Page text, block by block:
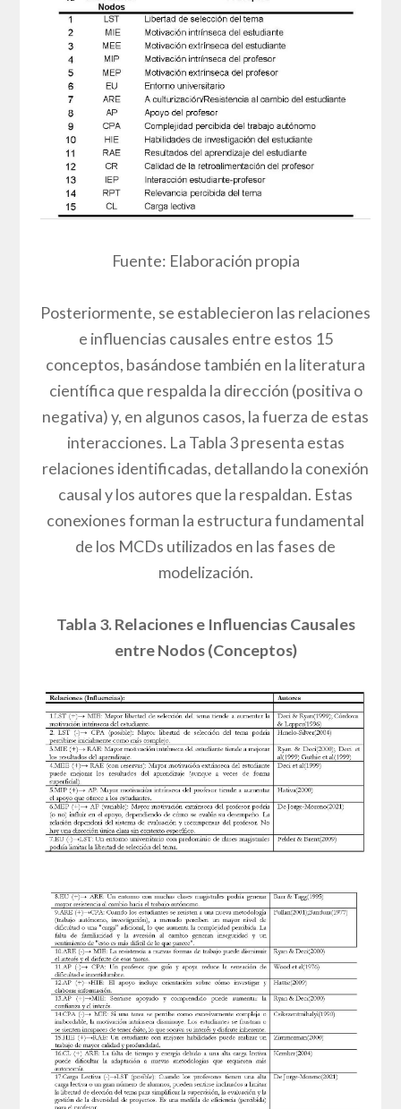
Fuente: Elaboración propia
Posteriormente, se establecieron las relaciones
e influencias causales entre estos 15
conceptos, basándose también en la literatura
científica que respalda la dirección (positiva o
negativa) y, en algunos casos, la fuerza de estas
interacciones. La Tabla 3 presenta estas
relaciones identificadas, detallando la conexión
causal y los autores que la respaldan. Estas
conexiones forman la estructura fundamental
de los MCDs utilizados en las fases de
modelización.
Tabla 3. Relaciones e Influencias Causales
entre Nodos (Conceptos)